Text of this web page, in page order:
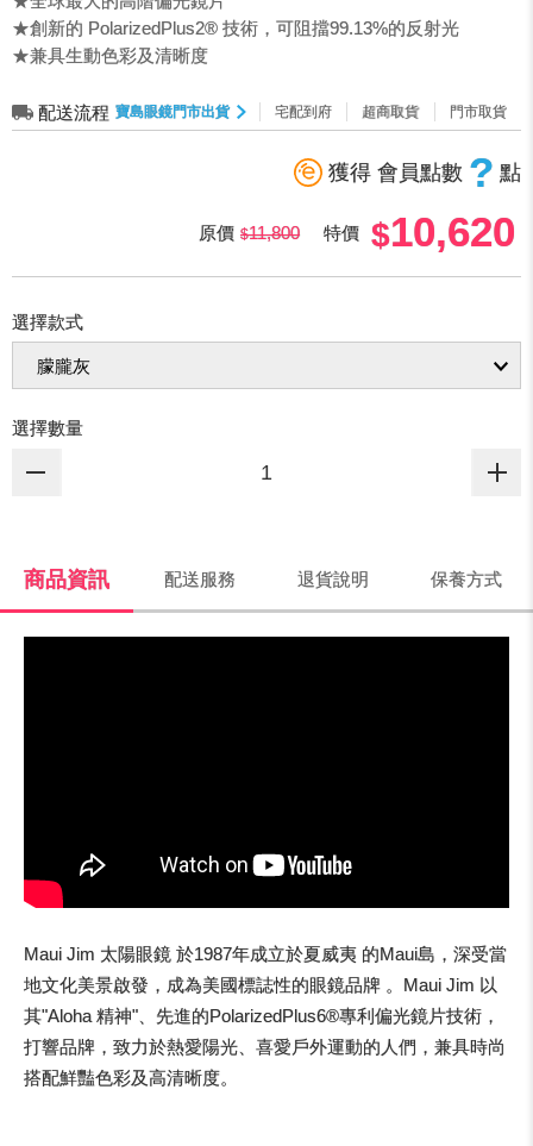
★創新的 PolarizedPlus2® 技術，可阻擋99.13%的反射光
★兼具生動色彩及清晰度
配送流程 寶島眼鏡門市出貨 宅配到府 超商取貨 門市取貨
獲得 會員點數 ? 點
原價 11,800 特價 10,620
選擇款式
選擇數量
商品資訊 配送服務 退貨說明 保養方式
Maui Jim 太陽眼鏡 於1987年成立於夏威夷 的Maui島，深受當
地文化美景啟發，成為美國標誌性的眼鏡品牌 。Maui Jim 以
其"Aloha 精神"、先進的PolarizedPlus6®專利偏光鏡片技術，
打響品牌，致力於熱愛陽光、喜愛戶外運動的人們，兼具時尚
搭配鮮豔色彩及高清晰度。